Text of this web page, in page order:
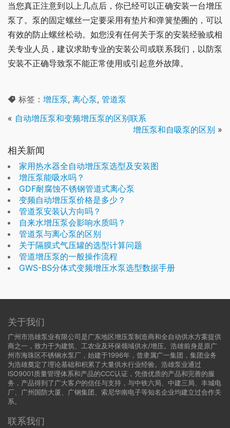
当您真正注意到以上几点后，你已经可以正确安装一台增压
泵了。泵的固定螺丝一定要采用有垫片和弹簧垫圈的，可以
有效的防止螺丝松动。如您没有任何关于泵的安装经验或相
关专业人员，建议求助专业的安装公司或联系我们，以防泵
安装不正确导致泵不能正常使用或引起意外故障。
标签： 增压泵, 离心泵, 管道泵
« 自动增压泵和变频增压泵的区别联系
增压泵和自吸泵的区别 »
相关新闻
家用热水器全自动增压泵选型及安装图
增压泵能吸水吗？
GDF耐腐蚀不锈钢管道式离心泵
变频自动增压泵价格是多少？
管道泵安装认方向吗？
自来水增压泵会影响水质吗？
管道泵与离心泵的区别
关于隔膜式气压罐的选型计算问题
管道增压泵的一般操作流程
GWS-BS分体式变频增压水泵选型数据手册
关于我们
广州市浩雄泵业有限公司是广东地区增压泵制造商和全自动供水方案提供
商之一，致力于为建筑、工农业及环保领域供水/增压。浩雄前身是原广
州市海珠区不锈钢水泵厂，始建于1996年，曾隶属广一集团，集团业务
为浩雄奠定了理论基础和积累了大量供水行业经验。浩雄泵业通过
ISO9001质量管理体系和产品的CCC认证，凭借优质的产品和完善的服
务，产品得到了广大客户的信任与支持，与中铁六局、中建三局、丰城电
厂、广州国防大厦、广钢集团、索尼华南电子等知名企业均建立过合作关
系。
联系我们